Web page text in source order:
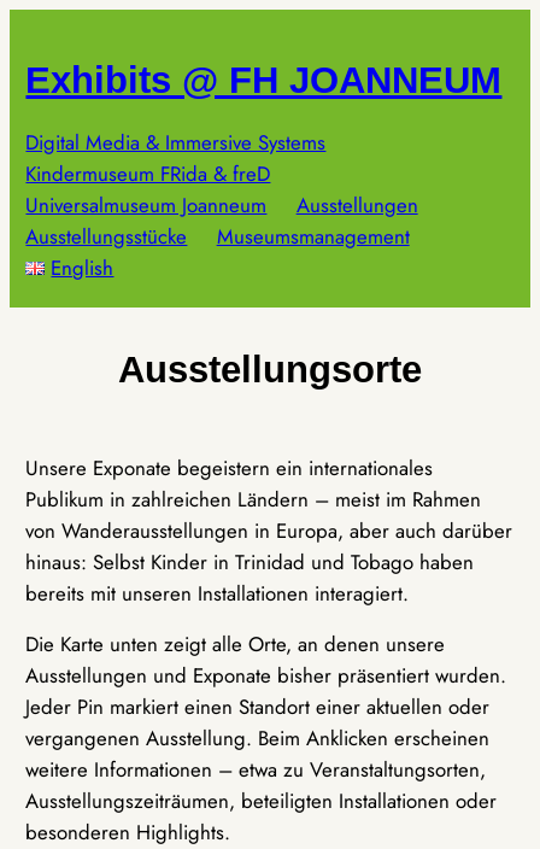
springen
Exhibits @ FH JOANNEUM
Digital Media & Immersive Systems
Kindermuseum FRida & freD
Universalmuseum Joanneum
Ausstellungen
Ausstellungsstücke
Museumsmanagement
English
Ausstellungsorte
Unsere Exponate begeistern ein internationales
Publikum in zahlreichen Ländern – meist im Rahmen
von Wanderausstellungen in Europa, aber auch darüber
hinaus: Selbst Kinder in Trinidad und Tobago haben
bereits mit unseren Installationen interagiert.
Die Karte unten zeigt alle Orte, an denen unsere
Ausstellungen und Exponate bisher präsentiert wurden.
Jeder Pin markiert einen Standort einer aktuellen oder
vergangenen Ausstellung. Beim Anklicken erscheinen
weitere Informationen – etwa zu Veranstaltungsorten,
Ausstellungszeiträumen, beteiligten Installationen oder
besonderen Highlights.